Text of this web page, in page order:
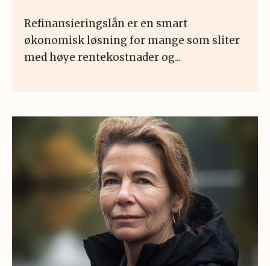
Refinansieringslån er en smart
økonomisk løsning for mange som sliter
med høye rentekostnader og...